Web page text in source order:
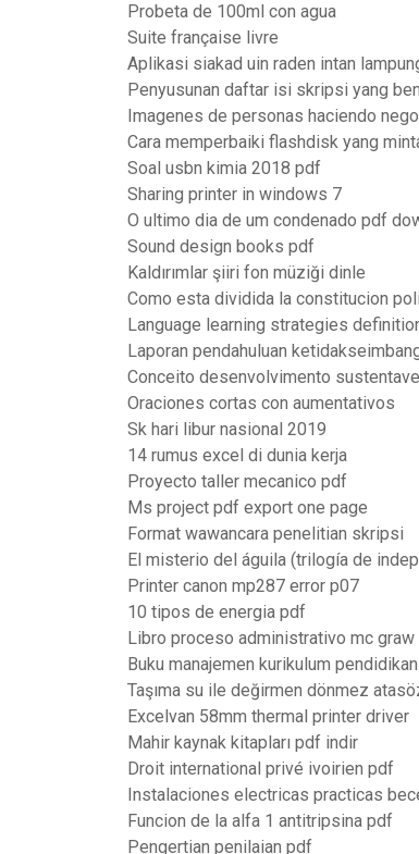
Probeta de 100ml con agua
Suite française livre
Aplikasi siakad uin raden intan
Penyusunan daftar isi skripsi yang
Imagenes de personas haciendo
Cara memperbaiki flashdisk yang
Soal usbn kimia 2018 pdf
Sharing printer in windows 7
O ultimo dia de um condenado pdf
Sound design books pdf
Kaldırımlar şiiri fon müziği dinle
Como esta dividida la constitucion
Language learning strategies
Laporan pendahuluan
Conceito desenvolvimento
Oraciones cortas con aumentativos
Sk hari libur nasional 2019
14 rumus excel di dunia kerja
Proyecto taller mecanico pdf
Ms project pdf export one page
Format wawancara penelitian skripsi
El misterio del águila (trilogía de
Printer canon mp287 error p07
10 tipos de energia pdf
Libro proceso administrativo mc graw
Buku manajemen kurikulum
Taşıma su ile değirmen dönmez
Excelvan 58mm thermal printer driver
Mahir kaynak kitapları pdf indir
Droit international privé ivoirien pdf
Instalaciones electricas practicas
Funcion de la alfa 1 antitripsina pdf
Pengertian penilaian pdf